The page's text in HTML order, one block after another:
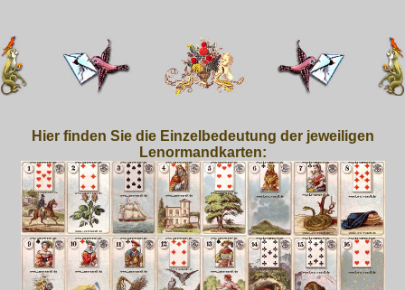
Hier finden Sie die Einzelbedeutung der jeweiligen
Lenormandkarten: